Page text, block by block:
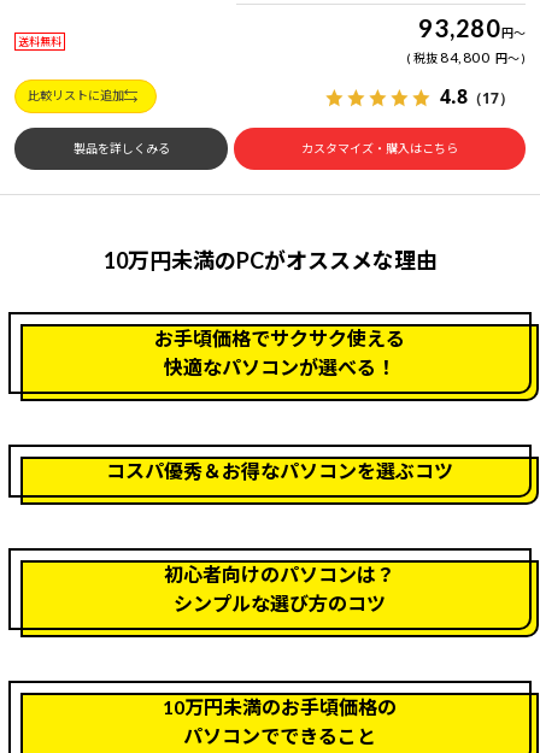
送料無料 93,280円～
税抜84,800 円～
比較リストに追加 4.8 （17）
製品を詳しくみる カスタマイズ・購入はこちら
10万円未満のPCがオススメな理由
お手頃価格でサクサク使える
快適なパソコンが選べる！
コスパ優秀＆お得なパソコンを選ぶコツ
初心者向けのパソコンは？
シンプルな選び方のコツ
10万円未満のお手頃価格の
パソコンでできること